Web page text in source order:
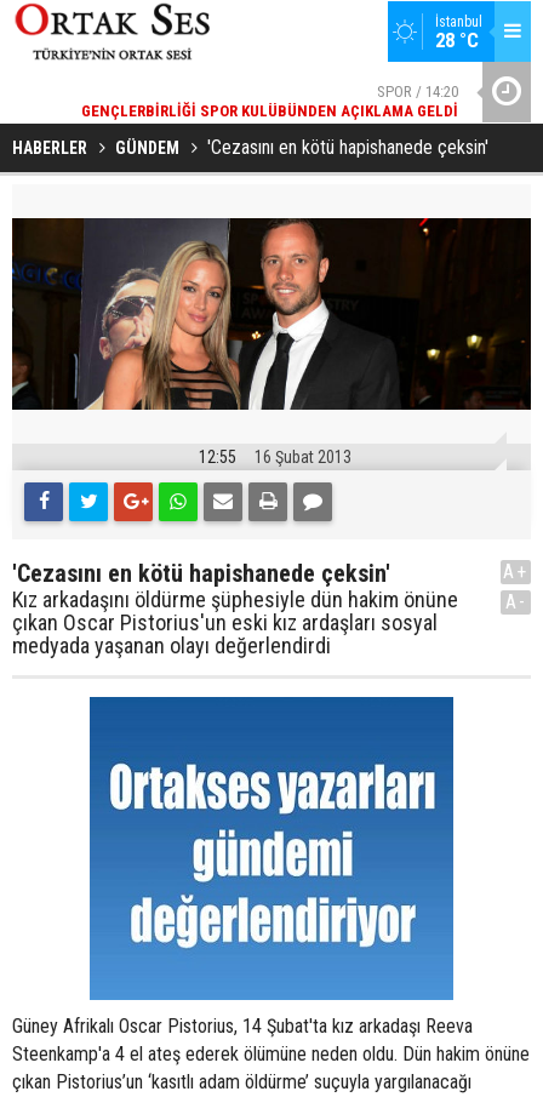
İstanbul
28 °C
GENÇLERBIRLIĞI SPOR KULÜBÜNDEN AÇIKLAMA GELDI
HABERLER GÜNDEM 'Cezasını en kötü hapishanede çeksin'
12:55 16 Şubat 2013
'Cezasını en kötü hapishanede çeksin'
Kız arkadaşını öldürme şüphesiyle dün hakim önüne
çıkan Oscar Pistorius'un eski kız ardaşları sosyal
medyada yaşanan olayı değerlendirdi
A+
A-
Güney Afrikalı Oscar Pistorius, 14 Şubat'ta kız arkadaşı Reeva
Steenkamp'a 4 el ateş ederek ölümüne neden oldu. Dün hakim önüne
çıkan Pistorius’un ‘kasıtlı adam öldürme’ suçuyla yargılanacağı